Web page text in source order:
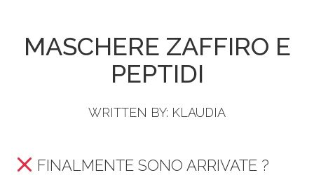
MASCHERE ZAFFIRO E
PEPTIDI
WRITTEN BY: KLAUDIA
FINALMENTE SONO ARRIVATE ?